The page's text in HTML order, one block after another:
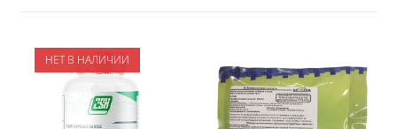
НЕТ В НАЛИЧИИ